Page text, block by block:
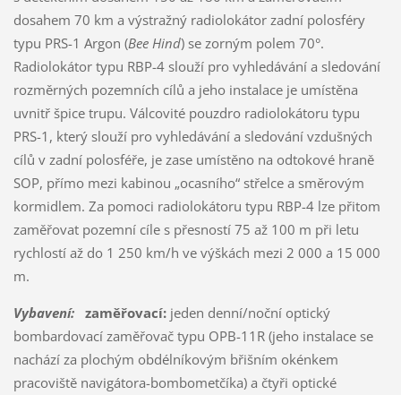
dosahem 70 km a výstražný radiolokátor zadní polosféry
typu PRS-1 Argon (Bee Hind) se zorným polem 70°.
Radiolokátor typu RBP-4 slouží pro vyhledávání a sledování
rozměrných pozemních cílů a jeho instalace je umístěna
uvnitř špice trupu. Válcovité pouzdro radiolokátoru typu
PRS-1, který slouží pro vyhledávání a sledování vzdušných
cílů v zadní polosféře, je zase umístěno na odtokové hraně
SOP, přímo mezi kabinou „ocasního“ střelce a směrovým
kormidlem. Za pomoci radiolokátoru typu RBP-4 lze přitom
zaměřovat pozemní cíle s přesností 75 až 100 m při letu
rychlostí až do 1 250 km/h ve výškách mezi 2 000 a 15 000
m.
Vybavení: zaměřovací: jeden denní/noční optický
bombardovací zaměřovač typu OPB-11R (jeho instalace se
nachází za plochým obdélníkovým břišním okénkem
pracoviště navigátora-bombometčíka) a čtyři optické